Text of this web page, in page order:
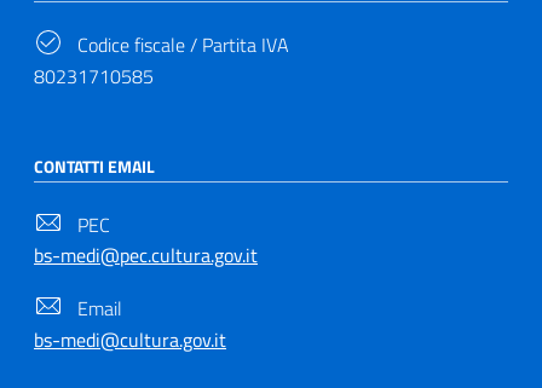
Codice fiscale / Partita IVA
80231710585
CONTATTI EMAIL
PEC
bs-medi@pec.cultura.gov.it
Email
bs-medi@cultura.gov.it